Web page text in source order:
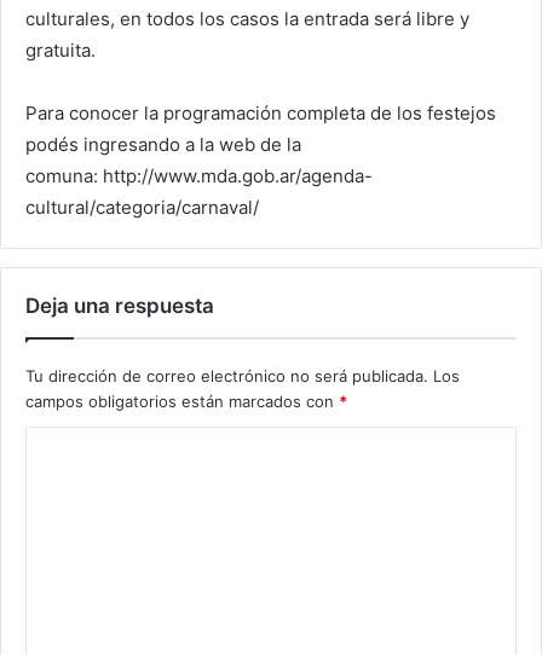
culturales, en todos los casos la entrada será libre y
gratuita.
Para conocer la programación completa de los festejos
podés ingresando a la web de la
comuna: http://www.mda.gob.ar/agenda-
cultural/categoria/carnaval/
Deja una respuesta
Tu dirección de correo electrónico no será publicada. Los
campos obligatorios están marcados con *